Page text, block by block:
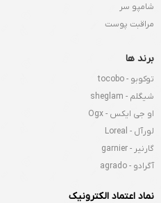
شامپو سر
مراقبت پوست
برند ها
توکوبو - tocobo
شیگلم - sheglam
او جی ایکس - Ogx
لورآل - Loreal
گارنیر - garnier
آگرادو - agrado
نماد اعتماد الکترونیک